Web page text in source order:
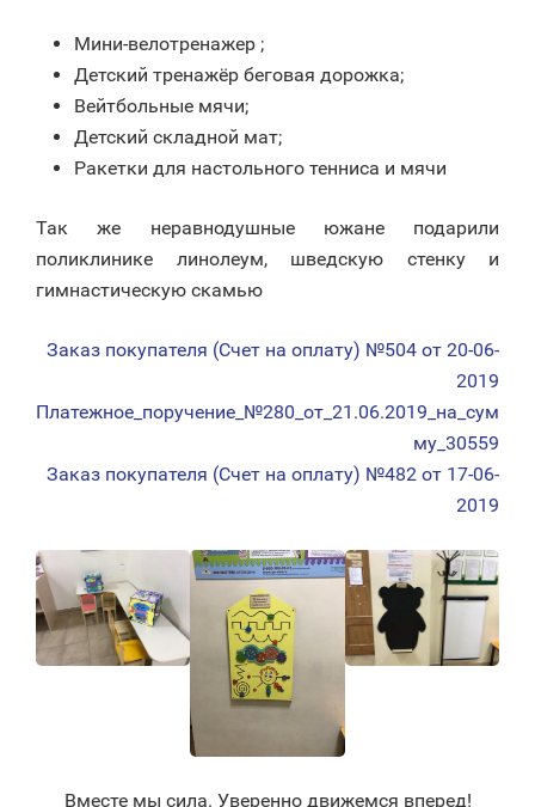
Мини-велотренажер ;
Детский тренажёр беговая дорожка;
Вейтбольные мячи;
Детский складной мат;
Ракетки для настольного тенниса и мячи
Так же неравнодушные южане подарили
поликлинике линолеум, шведскую стенку и
гимнастическую скамью
Заказ покупателя (Счет на оплату) №504 от 20-06-
2019
Платежное_поручение_№280_от_21.06.2019_на_сум
му_30559
Заказ покупателя (Счет на оплату) №482 от 17-06-
2019
Вместе мы сила. Уверенно движемся вперед!